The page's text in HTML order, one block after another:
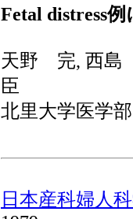
Fetal distress
天野 完, 西
臣
北里大学医学部
日本産科婦人